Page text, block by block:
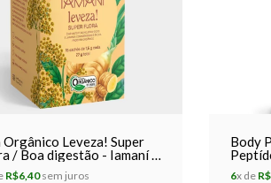
Orgânico Leveza! Super
/ Boa digestão - Iamaní -
R$6,40sem juros
Body
6x de